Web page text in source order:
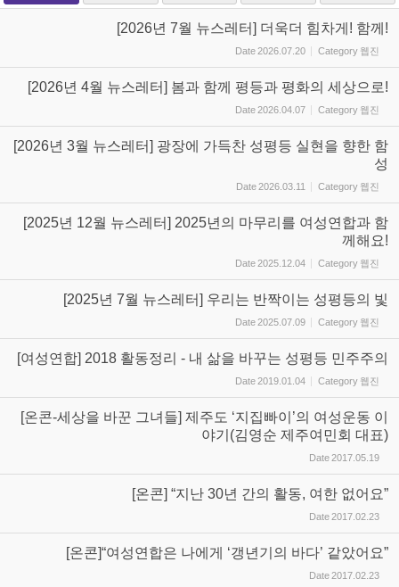
[2026년 7월 뉴스레터] 더욱더 힘차게! 함께!
Date2026.07.20 Category 웹진
[2026년 4월 뉴스레터] 봄과 함께 평등과 평화의 세상으로!
Date2026.04.07 Category 웹진
[2026년 3월 뉴스레터] 광장에 가득찬 성평등 실현을 향한 함
성
Date2026.03.11 Category 웹진
[2025년 12월 뉴스레터] 2025년의 마무리를 여성연합과 함
께해요!
Date2025.12.04 Category 웹진
[2025년 7월 뉴스레터] 우리는 반짝이는 성평등의 빛
Date2025.07.09 Category 웹진
[여성연합] 2018 활동정리 - 내 삶을 바꾸는 성평등 민주주의
Date2019.01.04 Category 웹진
[온콘-세상을 바꾼 그녀들] 제주도 ‘지집빠이’의 여성운동 이
야기(김영순 제주여민회 대표)
Date2017.05.19
[온콘] “지난 30년 간의 활동, 여한 없어요”
Date2017.02.23
[온콘]“여성연합은 나에게 ‘갱년기의 바다’ 같았어요”
Date2017.02.23